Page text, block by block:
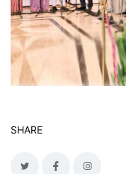
SHARE